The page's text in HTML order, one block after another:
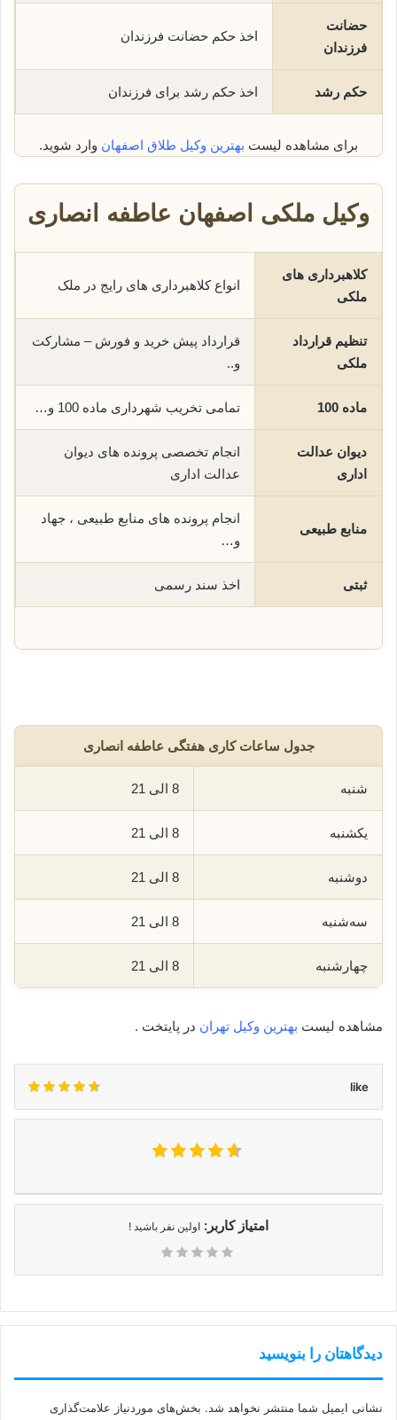
حضانت
فرزندان
اخذ حکم حضانت فرزندان
حکم رشد اخذ حکم رشد برای فرزندان
برای مشاهده لیست بهترین وکیل طلاق اصفهان وارد شوید.
وکیل ملکی اصفهان عاطفه انصاری
کلاهبرداری های
ملکی
انواع کلاهبرداری های رایج در ملک
تنظیم قرارداد
ملکی
قرارداد پیش خرید و فورش – مشارکت
و..
ماده 100 تمامی تخریب شهرداری ماده 100 و…
دیوان عدالت
اداری
انجام تخصصی پرونده های دیوان
عدالت اداری
منابع طبیعی
انجام پرونده های منابع طبیعی ، جهاد
و…
ثبتی اخذ سند رسمی
جدول ساعات کاری هفتگی عاطفه انصاری
شنبه 8 الی 21
یکشنبه 8 الی 21
دوشنبه 8 الی 21
سه‌شنبه 8 الی 21
چهارشنبه 8 الی 21
مشاهده لیست بهترین وکیل تهران در پایتخت .
like
امتیاز کاربر: اولین نفر باشید !
دیدگاهتان را بنویسید
نشانی ایمیل شما منتشر نخواهد شد. بخش‌های موردنیاز علامت‌گذاری